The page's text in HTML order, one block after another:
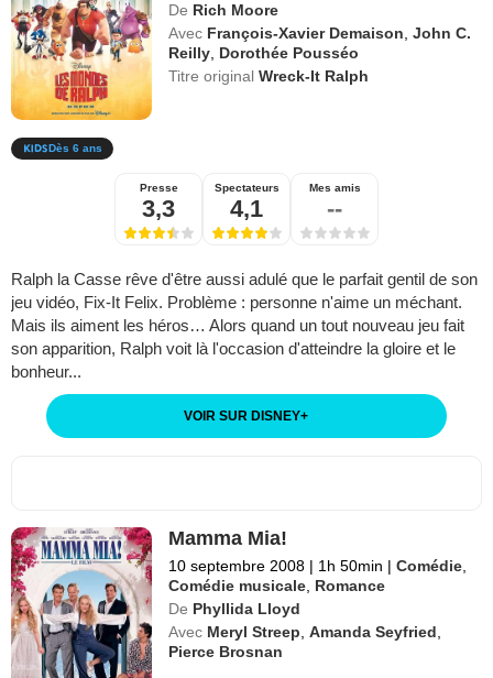
De Rich Moore
Avec François-Xavier Demaison ,John C.
Reilly Dorothée Pousséo
Titre originalWreck-It Ralph
Dès 6 ans
Presse
3,3
Spectateurs
4,1
Mes amis
--
Ralph la Casse rêve d'être aussi adulé que le parfait gentil de son
jeu vidéo, Fix-It Felix. Problème : personne n'aime un méchant.
Mais ils aiment les héros… Alors quand un tout nouveau jeu fait
son apparition, Ralph voit là l'occasion d'atteindre la gloire et le
bonheur...
VOIR SUR DISNEY+
Mamma Mia!
10 septembre 2008 | 1h 50min | Comédie
Comédie musicale Romance
De Phyllida Lloyd
Avec Meryl Streep ,Amanda Seyfried
Pierce Brosnan